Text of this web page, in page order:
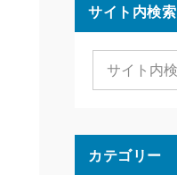
サイト内検索
カテゴリー